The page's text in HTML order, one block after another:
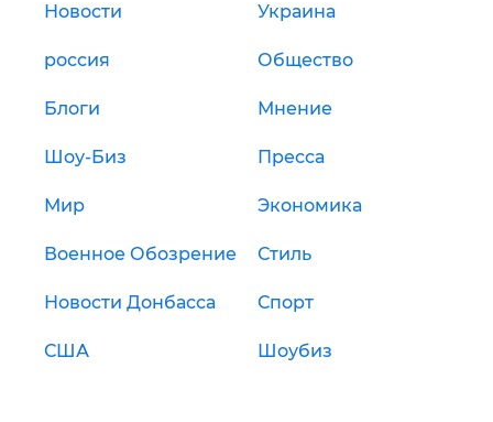
Новости Украина
россия Общество
Блоги Мнение
Шоу-Биз Пресса
Мир Экономика
Военное Обозрение Стиль
Новости Донбасса Спорт
США Шоубиз